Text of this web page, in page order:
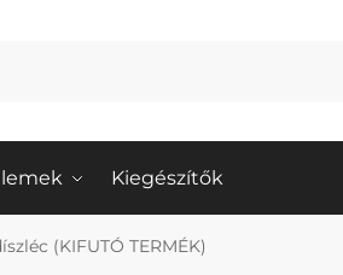
Kiegészítők
(KIFUTÓ TERMÉK)